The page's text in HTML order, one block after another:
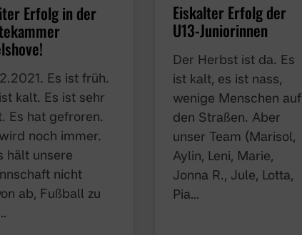
Erfolg in der
Es ist früh.
kalt. Es ist sehr
Es hat gefroren.
noch immer.
hält unsere
nicht
ab, Fußball zu
Eiskalter Erfolg der
U13-Juniorinnen
Der Herbst ist da. Es
ist kalt, es ist nass,
wenige Menschen auf
den Straßen. Aber
unser Team (Marisol,
Aylin, Leni, Marie,
Jonna R., Jule, Lotta,
Pia…